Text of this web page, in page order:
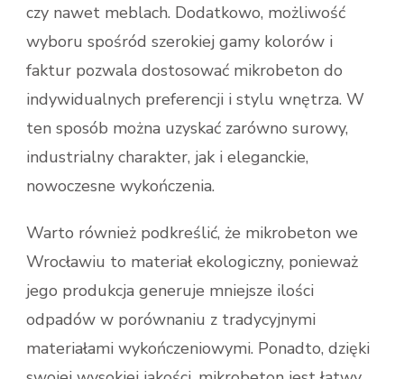
czy nawet meblach. Dodatkowo, możliwość
wyboru spośród szerokiej gamy kolorów i
faktur pozwala dostosować mikrobeton do
indywidualnych preferencji i stylu wnętrza. W
ten sposób można uzyskać zarówno surowy,
industrialny charakter, jak i eleganckie,
nowoczesne wykończenia.
Warto również podkreślić, że mikrobeton we
Wrocławiu to materiał ekologiczny, ponieważ
jego produkcja generuje mniejsze ilości
odpadów w porównaniu z tradycyjnymi
materiałami wykończeniowymi. Ponadto, dzięki